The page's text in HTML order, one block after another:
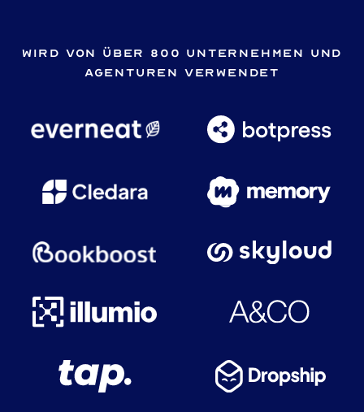
Wird von über 800 Unternehmen und
Agenturen verwendet